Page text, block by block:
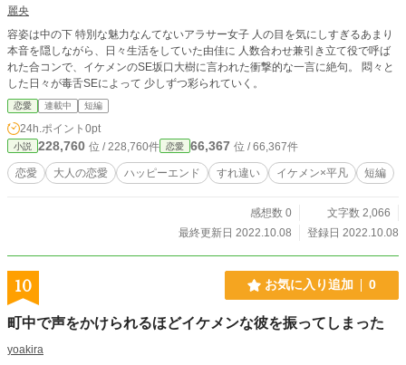
麗央
容姿は中の下 特別な魅力なんてないアラサー女子 人の目を気にしすぎるあまり
本音を隠しながら、日々生活をしていた由佳に 人数合わせ兼引き立て役で呼ば
れた合コンで、イケメンのSE坂口大樹に言われた衝撃的な一言に絶句。 悶々と
した日々が毒舌SEによって 少しずつ彩られていく。
恋愛 連載中 短編
24h.ポイント 0pt
小説 228,760 位 / 228,760件 恋愛 66,367 位 / 66,367件
恋愛 大人の恋愛 ハッピーエンド すれ違い イケメン×平凡 短編
感想数 0
文字数 2,066
最終更新日 2022.10.08
登録日 2022.10.08
10 お気に入り追加 0
町中で声をかけられるほどイケメンな彼を振ってしまった
yoakira